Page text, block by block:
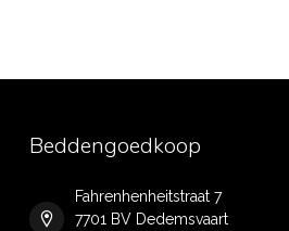
Beddengoedkoop
Fahrenhenheitstraat 7
7701 BV Dedemsvaart